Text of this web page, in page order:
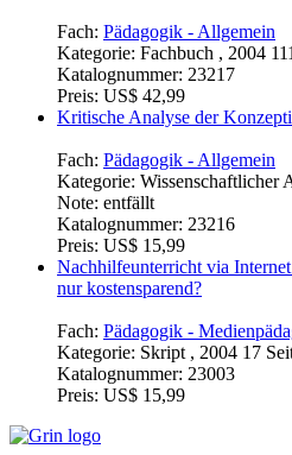
Fach: Pädagogik - Allgemein
Kategorie: Fachbuch , 2004
Katalognummer: 23217
Preis: US$ 42,99
Kritische Analyse der
Fach: Pädagogik - Allgemein
Kategorie: Wissenschaftlicher
Note: entfällt
Katalognummer: 23216
Preis: US$ 15,99
Nachhilfeunterricht via
nur kostensparend?
Fach: Pädagogik -
Kategorie: Skript , 2004 17
Katalognummer: 23003
Preis: US$ 15,99